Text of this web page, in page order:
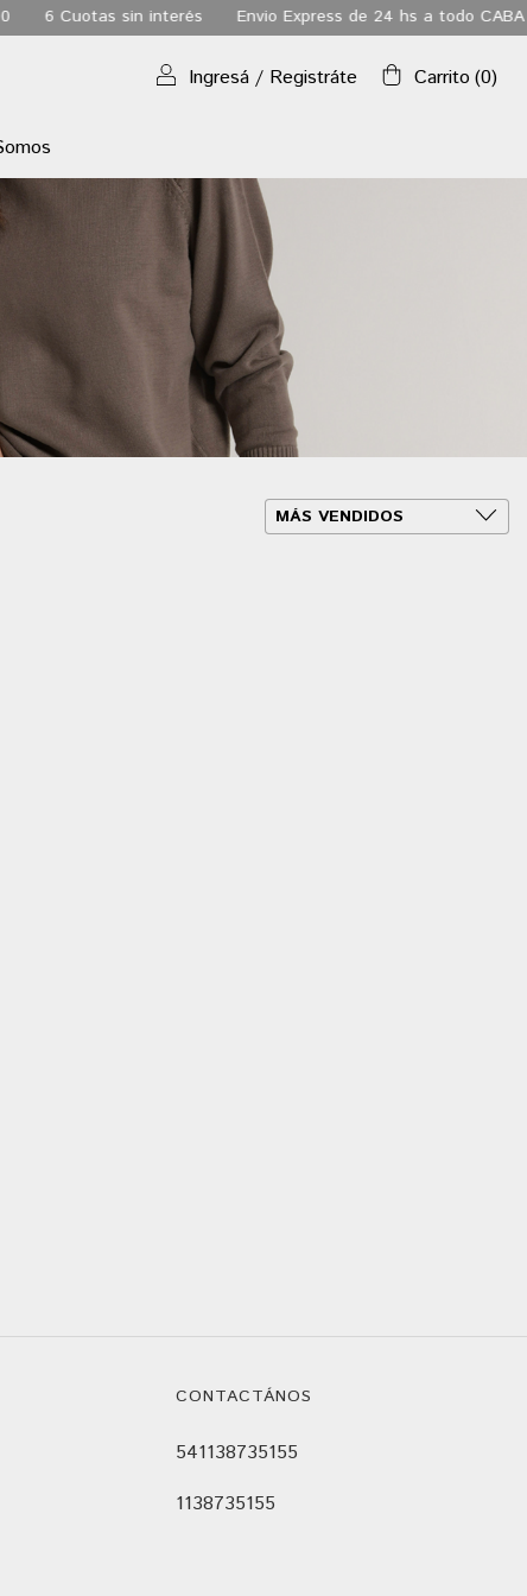
sin interés Envio Express de 24 hs a todo CABA Envio
Ingresá / Registráte Carrito (0)
CONTACTÁNOS
541138735155
1138735155